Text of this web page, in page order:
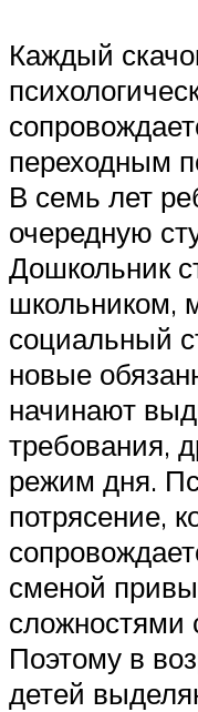
Каждый
переходным
В семь лет
очередную
Дошкольник
школьником,
социальный
новые
начинают
требования,
режим дня.
потрясение,
сменой
сложностями
Поэтому в
детей